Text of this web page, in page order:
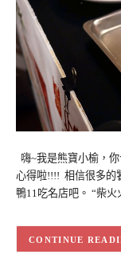
嗨~我是熊寶小榆，
心得啦!!!! 相信很多的
鴨11吃名店吧。 “柴
CONTINUE